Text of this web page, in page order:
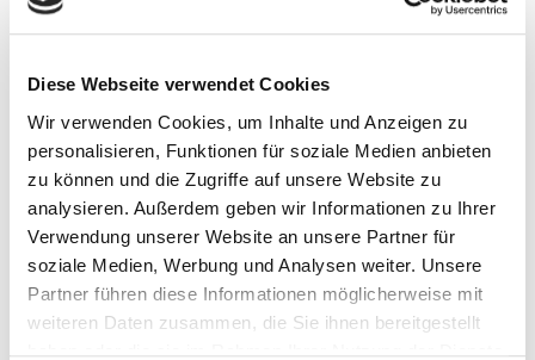
Diese Webseite verwendet Cookies
Wir verwenden Cookies, um Inhalte und Anzeigen zu
personalisieren, Funktionen für soziale Medien anbieten
zu können und die Zugriffe auf unsere Website zu
analysieren. Außerdem geben wir Informationen zu Ihrer
Verwendung unserer Website an unsere Partner für
soziale Medien, Werbung und Analysen weiter. Unsere
Partner führen diese Informationen möglicherweise mit
weiteren Daten zusammen, die Sie ihnen bereitgestellt
Diese Inhalte können nicht angezeigt werden, da die
Marketing-Cookies abgelehnt wurden. Klicken Sie
um die Cookies zu akzeptieren und das Video
anzuzeigen!